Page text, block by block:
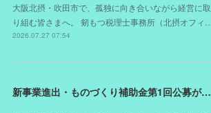
大阪北摂・吹田市で、孤独に向き合いながら経営に取
り組む皆さまへ。 剱もつ税理士事務所（北摂オフィ…
2026.07.27 07:54
新事業進出・ものづくり補助金第1回公募が開始されました（スケジュールが変更されました）